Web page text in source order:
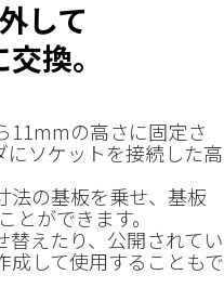
して
換。
11mmの高さに固定さ
にソケットを接続した高
法の基板を乗せ、基板
とができます。
替えたり、公開されてい
成して使用することもで